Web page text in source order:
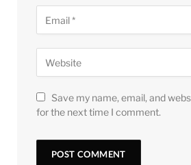
Save my name, email, and
for the next time I comment.